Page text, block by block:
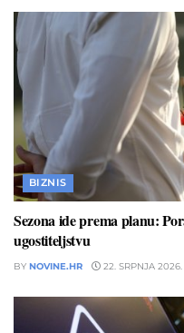
BIZNIS
Sezona ide prema planu:
ugostiteljstvu
BY NOVINE.HR 22. SRPNJA 2026.